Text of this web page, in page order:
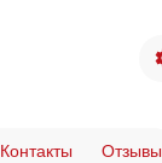
Контакты Отзывы